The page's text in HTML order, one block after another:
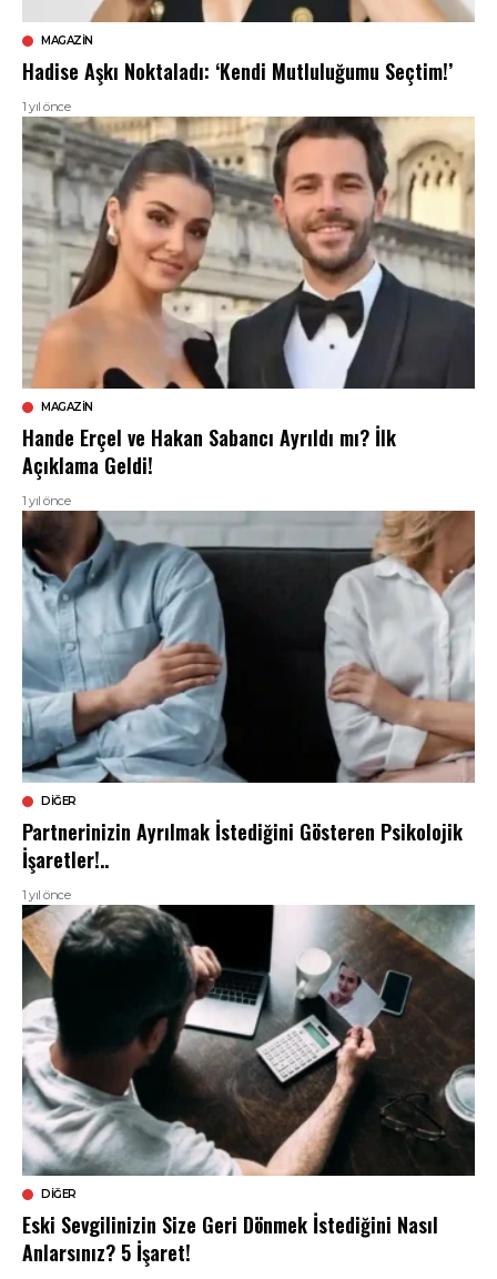
MAGAZIN
Hadise Aşkı Noktaladı: ‘Kendi Mutluluğumu Seçtim!’
1 yıl önce
MAGAZIN
Hande Erçel ve Hakan Sabancı Ayrıldı mı? İlk
Açıklama Geldi!
1 yıl önce
DIĞER
Partnerinizin Ayrılmak İstediğini Gösteren Psikolojik
İşaretler!..
1 yıl önce
DIĞER
Eski Sevgilinizin Size Geri Dönmek İstediğini Nasıl
Anlarsınız? 5 İşaret!